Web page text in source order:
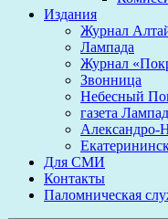
Издания
Журнал
Лампада
Журнал
Звонница
Небесный
газета
Александро-
Для СМИ
Контакты
Паломническая